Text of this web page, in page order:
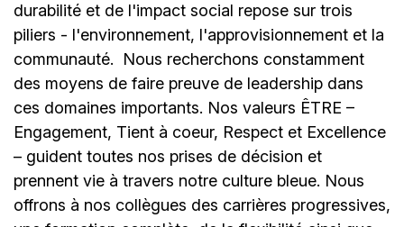
durabilité et de l'impact social repose sur trois
piliers - l'environnement, l'approvisionnement et la
communauté.
Nous recherchons constamment
des moyens de faire preuve de leadership dans
ces domaines importants. Nos valeurs ÊTRE –
Engagement, Tient à coeur, Respect et Excellence
– guident toutes nos prises de décision et
prennent vie à travers notre culture bleue. Nous
offrons à nos collègues des carrières progressives,